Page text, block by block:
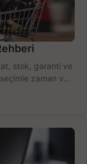
stok, garanti ve
zaman ve